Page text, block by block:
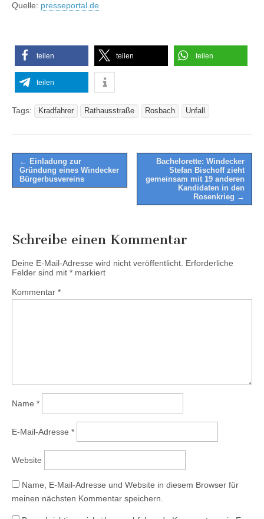
Quelle: presseportal.de
teilen teilen teilen
teilen
Tags: Kradfahrer Rathausstraße Rosbach Unfall
Post
navigation
← Einladung zur
Gründung eines Windecker
Bürgerbusvereins
Bachelorette: Windecker
Stefan Bischoff zieht
gemeinsam mit 19 anderen
Kandidaten in den
Rosenkrieg →
Schreibe einen Kommentar
Deine E-Mail-Adresse wird nicht veröffentlicht. Erforderliche
Felder sind mit * markiert
Kommentar *
Name *
E-Mail-Adresse *
Website
Name, E-Mail-Adresse und Website in diesem Browser für
meinen nächsten Kommentar speichern.